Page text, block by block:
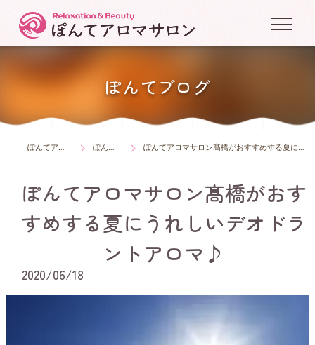
ぽんてブログ
ぽんてアロマサロン ぽんてブログ ぽんてアロマサロン髙橋がおすすめする夏にうれしいデオドラントアロマ♪
ぽんてアロマサロン髙橋がおす
すめする夏にうれしいデオドラ
ントアロマ♪
2020/06/18